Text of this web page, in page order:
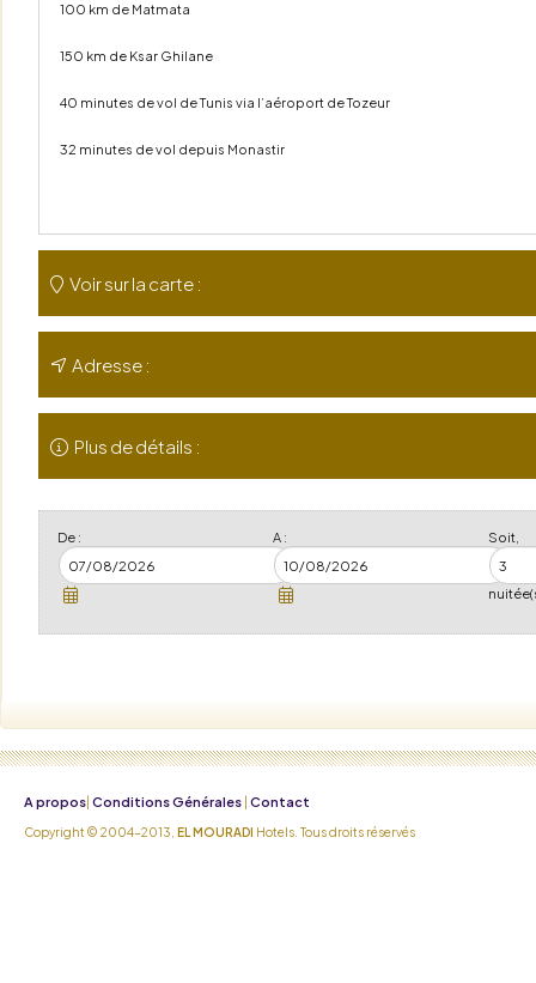
100 km de Matmata
150 km de Ksar Ghilane
40 minutes de vol de Tunis via l’aéroport de Tozeur
32 minutes de vol depuis Monastir
Voir sur la carte :
Adresse :
Plus de détails :
De : A : Soit,
A propos Conditions Générales Contact
Copyright © 2004-2013, EL MOURADI Hotels. Tous droits réservés